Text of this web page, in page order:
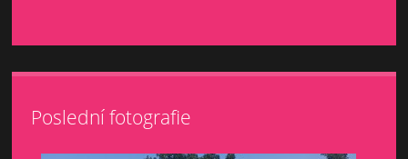
Poslední fotografie